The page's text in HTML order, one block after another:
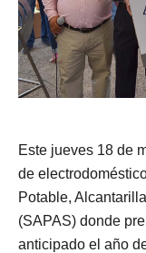
Este jueves 18 de
de
Potable,
(SAPAS) donde
anticipado el año